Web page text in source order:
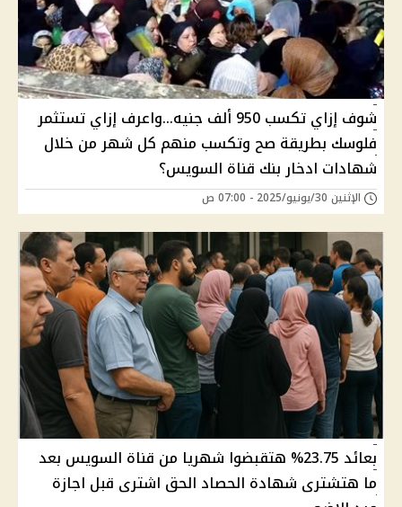
شوف إزاي تكسب 950 ألف جنيه...واعرف إزاي تستثمر
فلوسك بطريقة صح وتكسب منهم كل شهر من خلال
شهادات ادخار بنك قناة السويس؟
الإثنين 30/يونيو/2025 - 07:00 ص
بعائد 23.75%؜ هتقبضوا شهريا من قناة السويس بعد
ما هتشترى شهادة الحصاد الحق اشترى قبل اجازة